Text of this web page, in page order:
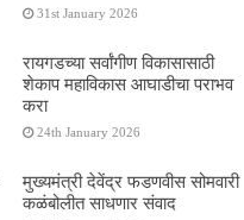
31st January 2026
रायगडच्या सर्वांगीण विकासासाठी
शेकाप महाविकास आघाडीचा पराभव
करा
24th January 2026
मुख्यमंत्री देवेंद्र फडणवीस सोमवारी
कळंबोलीत साधणार संवाद